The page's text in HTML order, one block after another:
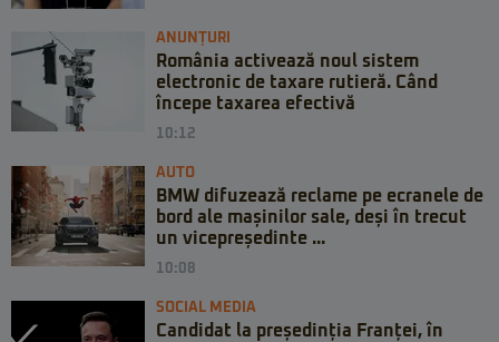
ANUNȚURI
România activează noul sistem
electronic de taxare rutieră. Când
începe taxarea efectivă
10:12
AUTO
BMW difuzează reclame pe ecranele de
bord ale mașinilor sale, deși în trecut
un vicepreședinte ...
10:08
SOCIAL MEDIA
Candidat la președinția Franței, în